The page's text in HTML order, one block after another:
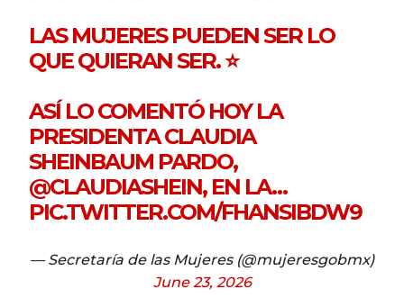
LAS MUJERES PUEDEN SER LO
QUE QUIERAN SER. ⭐️
ASÍ LO COMENTÓ HOY LA
PRESIDENTA CLAUDIA
SHEINBAUM PARDO,
@CLAUDIASHEIN, EN LA…
PIC.TWITTER.COM/FHANSIBDW9
— Secretaría de las Mujeres (@mujeresgobmx)
June 23, 2026